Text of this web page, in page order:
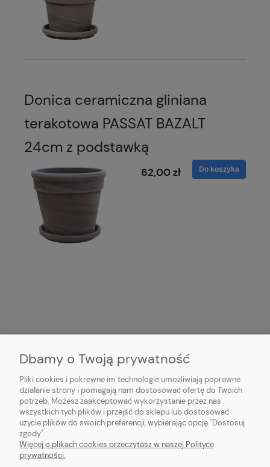
Donica ceramiczna gliniana
terakotowa PASSAT BAZALT
24cm z podstawką
62,00 zł Do koszyka
HORTICENTER.PL
INFORMACJE ZAKUPOWE
MOJE KONTO
Dbamy o Twoją prywatność
Pliki cookies i pokrewne im technologie umożliwiają poprawne
działanie strony i pomagają nam dostosować ofertę do Twoich
potrzeb. Możesz zaakceptować wykorzystanie przez nas
wszystkich tych plików i przejść do sklepu lub dostosować
użycie plików do swoich preferencji, wybierając opcję "Dostosuj
zgody".
Więcej o plikach cookies przeczytasz w naszej Polityce
prywatności.